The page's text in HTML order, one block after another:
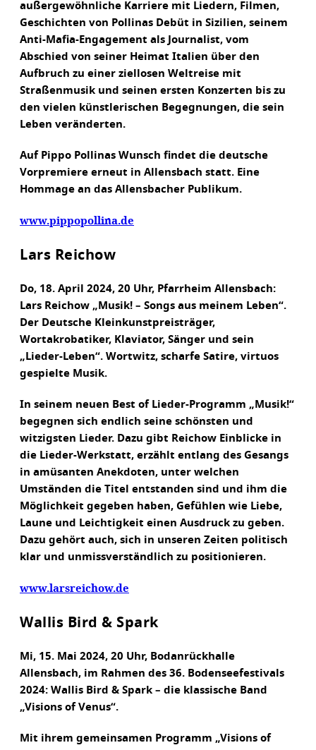
außergewöhnliche Karriere mit Liedern, Filmen,
Geschichten von Pollinas Debüt in Sizilien, seinem
Anti-Mafia-Engagement als Journalist, vom
Abschied von seiner Heimat Italien über den
Aufbruch zu einer ziellosen Weltreise mit
Straßenmusik und seinen ersten Konzerten bis zu
den vielen künstlerischen Begegnungen, die sein
Leben veränderten.
Auf Pippo Pollinas Wunsch findet die deutsche
Vorpremiere erneut in Allensbach statt. Eine
Hommage an das Allensbacher Publikum.
www.pippopollina.de
Lars Reichow
Do, 18. April 2024, 20 Uhr, Pfarrheim Allensbach:
Lars Reichow „Musik! – Songs aus meinem Leben“.
Der Deutsche Kleinkunstpreisträger,
Wortakrobatiker, Klaviator, Sänger und sein
„Lieder-Leben“. Wortwitz, scharfe Satire, virtuos
gespielte Musik.
In seinem neuen Best of Lieder-Programm „Musik!“
begegnen sich endlich seine schönsten und
witzigsten Lieder. Dazu gibt Reichow Einblicke in
die Lieder-Werkstatt, erzählt entlang des Gesangs
in amüsanten Anekdoten, unter welchen
Umständen die Titel entstanden sind und ihm die
Möglichkeit gegeben haben, Gefühlen wie Liebe,
Laune und Leichtigkeit einen Ausdruck zu geben.
Dazu gehört auch, sich in unseren Zeiten politisch
klar und unmissverständlich zu positionieren.
www.larsreichow.de
Wallis Bird & Spark
Mi, 15. Mai 2024, 20 Uhr, Bodanrückhalle
Allensbach, im Rahmen des 36. Bodenseefestivals
2024: Wallis Bird & Spark – die klassische Band
„Visions of Venus“.
Mit ihrem gemeinsamen Programm „Visions of